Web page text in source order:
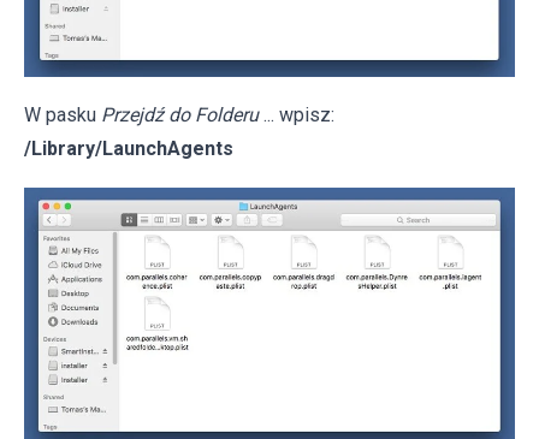
W pasku Przejdź do Folderu ... wpisz:
/Library/LaunchAgents